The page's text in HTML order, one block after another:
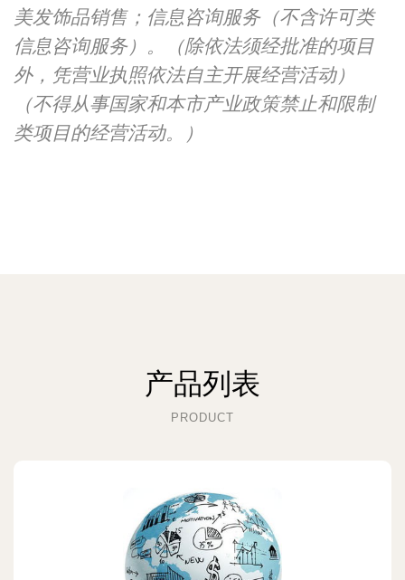
美发饰品销售；信息咨询服务（不含许可类
信息咨询服务）。（除依法须经批准的项目
外，凭营业执照依法自主开展经营活动）
（不得从事国家和本市产业政策禁止和限制
类项目的经营活动。）
产品列表
PRODUCT